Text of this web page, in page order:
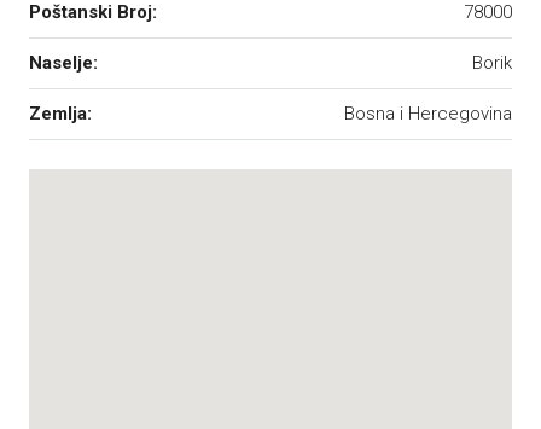
Poštanski Broj: 78000
Naselje: Borik
Zemlja: Bosna i Hercegovina